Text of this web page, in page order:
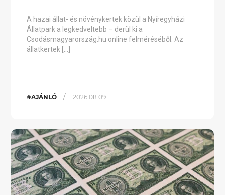
A hazai állat- és növénykertek közül a Nyíregyházi
Állatpark a legkedveltebb – derül ki a
Csodásmagyarország.hu online felméréséből. Az
állatkertek […]
#AJÁNLÓ / 2026.08.09.